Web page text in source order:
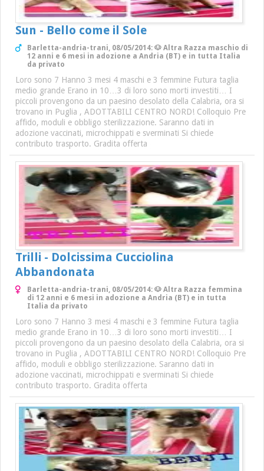
Sun - Bello come il Sole
Barletta-andria-trani, 08/05/2014: 🐶 Altra Razza maschio di
12 anni e 6 mesi in adozione a Andria (BT) e in tutta Italia
da privato
Loro sono 7 Hanno 3 mesi 4 maschi e 3 femmine Futura taglia
medio grande Erano in 10…3 di loro sono morti investiti… I
piccoli provengono da un paesino desolato della Calabria, ora si
trovano in Puglia , ADOTTABILI CENTRO NORD! Colloquio Pre
affido, moduli e obbligo sterilizzazione. Saranno dati in
adozione vaccinati, microchippati e sverminati Si chiede
contributo trasporto. Gradita offerta
Trilli - Dolcissima Cucciolina
Abbandonata
Barletta-andria-trani, 08/05/2014: 🐶 Altra Razza femmina
di 12 anni e 6 mesi in adozione a Andria (BT) e in tutta
Italia da privato
Loro sono 7 Hanno 3 mesi 4 maschi e 3 femmine Futura taglia
medio grande Erano in 10…3 di loro sono morti investiti… I
piccoli provengono da un paesino desolato della Calabria, ora si
trovano in Puglia , ADOTTABILI CENTRO NORD! Colloquio Pre
affido, moduli e obbligo sterilizzazione. Saranno dati in
adozione vaccinati, microchippati e sverminati Si chiede
contributo trasporto. Gradita offerta